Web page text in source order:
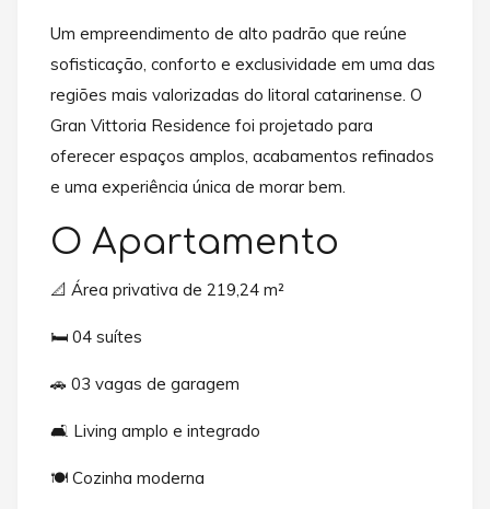
Um empreendimento de alto padrão que reúne
sofisticação, conforto e exclusividade em uma das
regiões mais valorizadas do litoral catarinense. O
Gran Vittoria Residence foi projetado para
oferecer espaços amplos, acabamentos refinados
e uma experiência única de morar bem.
O Apartamento
📐 Área privativa de 219,24 m²
🛏️ 04 suítes
🚗 03 vagas de garagem
🛋️ Living amplo e integrado
🍽️ Cozinha moderna